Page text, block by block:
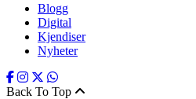
Blogg
Digital
Kjendiser
Nyheter
Back To Top